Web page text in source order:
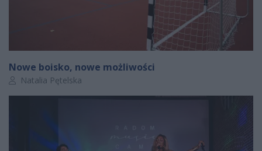
Nowe boisko, nowe możliwości
Autor artykułu:
Natalia Pętelska